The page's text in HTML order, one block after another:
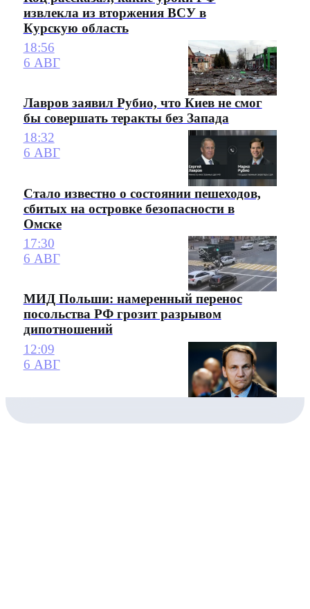
извлекла из вторжения ВСУ в
Курскую область
18:56
6 АВГ
Лавров заявил Рубио, что Киев не смог
бы совершать теракты без Запада
18:32
6 АВГ
Стало известно о состоянии пешеходов,
сбитых на островке безопасности в
Омске
17:30
6 АВГ
МИД Польши: намеренный перенос
посольства РФ грозит разрывом
дипотношений
12:09
6 АВГ